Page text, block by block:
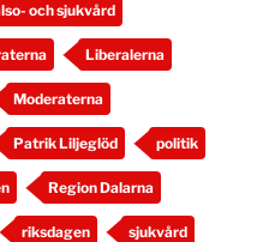
och sjukvård
Liberalerna
Moderaterna
Patrik Liljeglöd politik
Region Dalarna
riksdagen sjukvård